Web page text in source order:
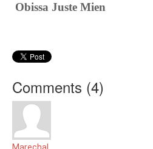
Obissa Juste Mien
Comments (4)
Marechal